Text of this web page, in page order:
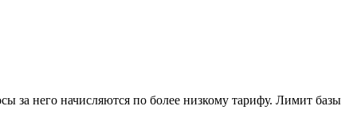
за него начисляются по более низкому тарифу. Лимит базы